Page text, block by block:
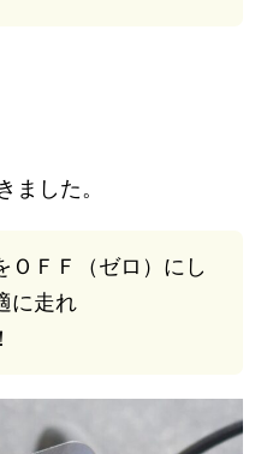
ました。
ＯＦＦ（ゼロ）にし
に走れ